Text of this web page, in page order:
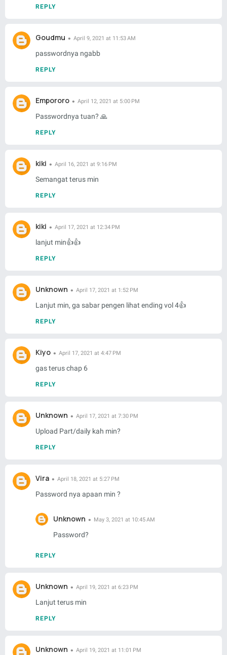
REPLY
Goudmu April 9, 2021 at 11:53 AM
passwordnya ngabb
REPLY
Empororo April 12, 2021 at 5:00 PM
Passwordnya tuan? 🙏
REPLY
kiki April 16, 2021 at 9:16 PM
Semangat terus min
REPLY
kiki April 17, 2021 at 12:34 PM
lanjut min👍👍
REPLY
Unknown April 17, 2021 at 1:52 PM
Lanjut min, ga sabar pengen lihat ending vol 4👍
REPLY
Kiyo April 17, 2021 at 4:47 PM
gas terus chap 6
REPLY
Unknown April 17, 2021 at 7:30 PM
Upload Part/daily kah min?
REPLY
Vira April 18, 2021 at 5:27 PM
Password nya apaan min ?
REPLY
Unknown May 3, 2021 at 10:45 AM
Password?
Unknown April 19, 2021 at 6:23 PM
Lanjut terus min
REPLY
Unknown April 19, 2021 at 11:01 PM